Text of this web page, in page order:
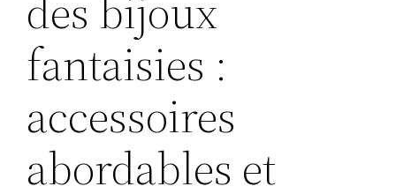
fantaisies :
accessoires
abordables et